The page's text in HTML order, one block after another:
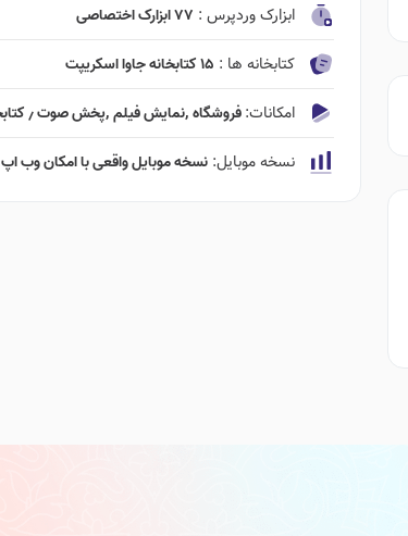
ابزارک وردپرس : ۷۷ ابزارک اختصاصی
کتابخانه ها : ۱۵ کتابخانه جاوا اسکریپت
امکانات:فروشگاه ٬‌نمایش فیلم ٬‌پخش صوت ٫ کتابخانه ٬ ...
نسخه موبایل: نسخه موبایل واقعی با امکان وب اپ